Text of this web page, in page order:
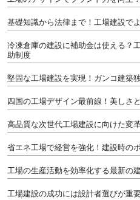
基礎知識から法律まで！工場建設で
冷凍倉庫の建設に補助金は使える？
助制度
堅固な工場建設を実現！ガンコ建築
四国の工場デザイン最前線！美しさ
高品質な次世代工場建設に向けた変
省エネ工場で経営を強化！建設時の
工場の生産活動を効率化する最新の
工場建設の成功には設計者選びが重